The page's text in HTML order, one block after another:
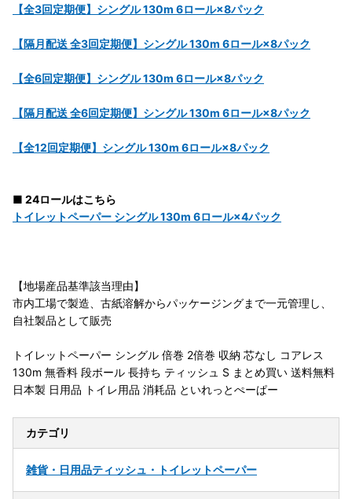
【全3回定期便】シングル 130m 6ロール×8パック
【隔月配送 全3回定期便】シングル 130m 6ロール×8パック
【全6回定期便】シングル 130m 6ロール×8パック
【隔月配送 全6回定期便】シングル 130m 6ロール×8パック
【全12回定期便】シングル 130m 6ロール×8パック
■ 24ロールはこちら
トイレットペーパー シングル 130m 6ロール×4パック
【地場産品基準該当理由】
市内工場で製造、古紙溶解からパッケージングまで一元管理し、
自社製品として販売
トイレットペーパー シングル 倍巻 2倍巻 収納 芯なし コアレス
130m 無香料 段ボール 長持ち ティッシュ S まとめ買い 送料無料
日本製 日用品 トイレ用品 消耗品 といれっとぺーぱー
カテゴリ
雑貨・日用品ティッシュ・トイレットペーパー